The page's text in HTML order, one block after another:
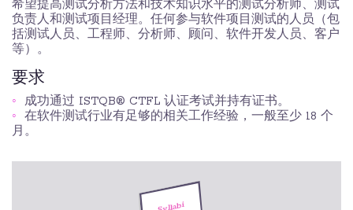
希望提高测试分析方法和技术知识水平的测试分析师、测试
负责人和测试项目经理。任何参与软件项目测试的人员（包
括测试人员、工程师、分析师、顾问、软件开发人员、客户
等）。
要求
成功通过 ISTQB® CTFL 认证考试并持有证书。
在软件测试行业有足够的相关工作经验，一般至少 18 个
月。